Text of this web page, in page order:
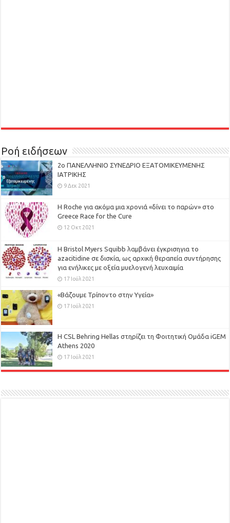
Ροή ειδήσεων
2ο ΠΑΝΕΛΛΗΝΙΟ ΣΥΝΕΔΡΙΟ ΕΞΑΤΟΜΙΚΕΥΜΕΝΗΣ
ΙΑΤΡΙΚΗΣ
9 Δεκ 2021
H Roche για ακόμα μια χρονιά «δίνει το παρών» στο
Greece Race for the Cure
12 Οκτ 2021
Η Bristol Myers Squibb λαμβάνει έγκρισηγια το
azacitidine σε δισκία, ως αρχική θεραπεία συντήρησης
για ενήλικες με οξεία μυελογενή λευχαιμία
17 Ιούλ 2021
«Βάζουμε Τρίποντο στην Υγεία»
17 Ιούλ 2021
H CSL Behring Hellas στηρίζει τη Φοιτητική Ομάδα iGEM
Athens 2020
17 Ιούλ 2021